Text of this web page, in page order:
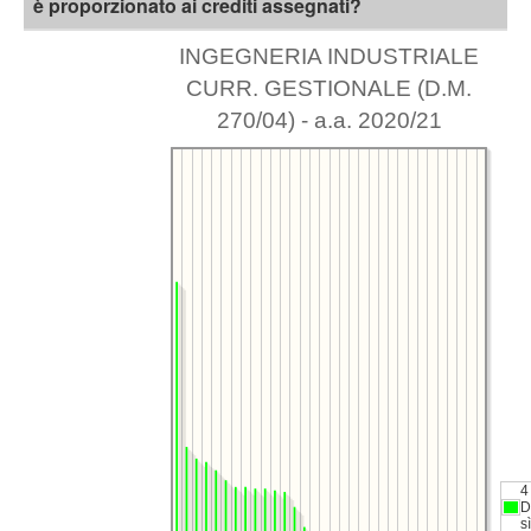
INGEGNERIA INDUSTRIALE
CURR. GESTIONALE (D.M.
270/04) - a.a. 2020/21
4
sì